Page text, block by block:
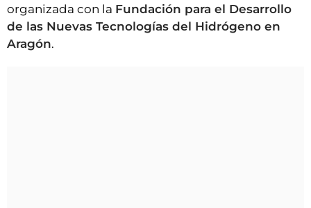
organizada con la Fundación para el Desarrollo
de las Nuevas Tecnologías del Hidrógeno en
Aragón.